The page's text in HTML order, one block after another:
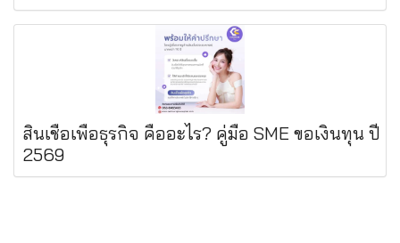
สินเชื่อเพื่อธุรกิจ คืออะไร? คู่มือ SME ขอเงินทุน ปี
2569